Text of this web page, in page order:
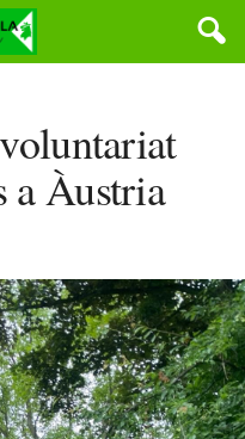
a Àustria